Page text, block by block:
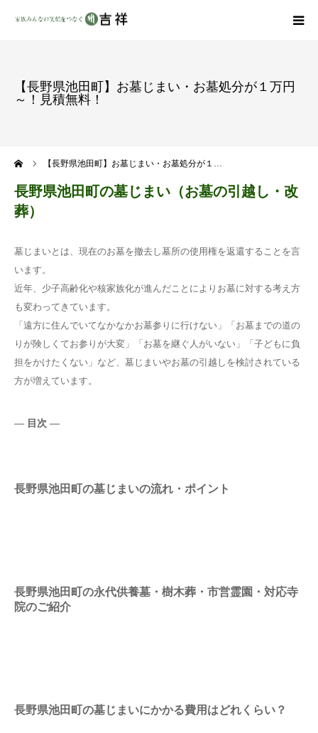
【長野県池田町】お墓じまい・お墓処分が１万円
～！見積無料！
【長野県池田町】お墓じまい・お墓処分が１…
長野県池田町の墓じまい（お墓の引越し・改
葬）
墓じまいとは、現在のお墓を撤去し墓所の使用権を返還することを言
います。
近年、少子高齢化や核家族化が進んだことによりお墓に対する考え方
も変わってきています。
「遠方に住んでいてなかなかお墓参りに行けない」「お墓までの道の
りが険しくてお参りが大変」「お墓を継ぐ人がいない」「子どもに負
担をかけたくない」など、墓じまいやお墓の引越しを検討されている
方が増えています。
― 目次 ―
長野県池田町の墓じまいの流れ・ポイント
長野県池田町の永代供養墓・樹木葬・市営霊園・対応寺
院のご紹介
長野県池田町の墓じまいにかかる費用はどれくらい？
商品ラインナップ
吉祥の特徴